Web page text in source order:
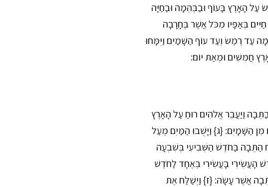
עַל הָאָרֶץ בָּעוֹף וּבַבְּהֵמָה וּבַחַיָּה
בְּאַפָּיו מִכֹּל אֲשֶׁר בֶּחָרָבָה
עַד רֶמֶשׂ וְעַד עוֹף הַשָּׁמַיִם וַיִּמָּחוּ
חֲמִשִּׁים וּמְאַת יוֹם:
וַיַּעֲבֵר אֱלֹהִים רוּחַ עַל הָאָרֶץ
מִן הַשָּׁמָיִם: {ג} וַיָּשֻׁבוּ הַמַּיִם מֵעַל
הַתֵּבָה בַּחֹדֶשׁ הַשְּׁבִיעִי בְּשִׁבְעָה
הָעֲשִׂירִי בָּעֲשִׂירִי בְּאֶחָד לַחֹדֶשׁ
אֲשֶׁר עָשָׂה: {ז} וַיְשַׁלַּח אֶת